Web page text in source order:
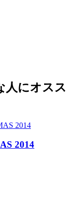
人にオスス
2014